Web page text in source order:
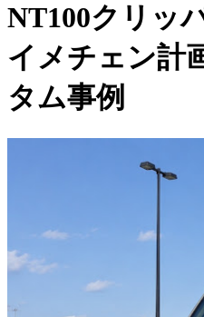
NT100クリッ
イメチェン計
タム事例